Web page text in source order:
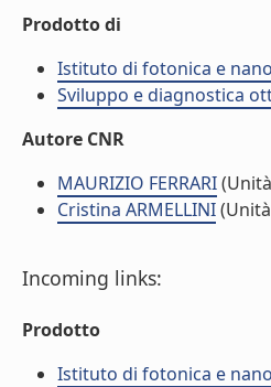
Prodotto di
Istituto di fotonica e
Sviluppo e diagnostica
Autore CNR
MAURIZIO FERRARI
Cristina ARMELLINI
Incoming links:
Prodotto
Istituto di fotonica e